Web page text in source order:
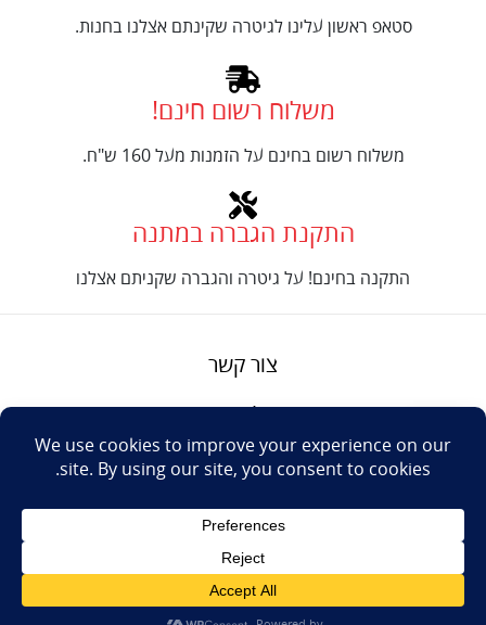
סטאפ ראשון עלינו לגיטרה שקינתם אצלנו בחנות.
משלוח רשום חינם!
משלוח רשום בחינם על הזמנות מעל 160 ש"ח.
התקנת הגברה במתנה
התקנה בחינם! על גיטרה והגברה שקניתם אצלנו
צור קשר
על טנור
תנאים והגבלות
WhatsApp
© Tenor Music
Ltd
Design: Eshel
אתר מאתנינטאי